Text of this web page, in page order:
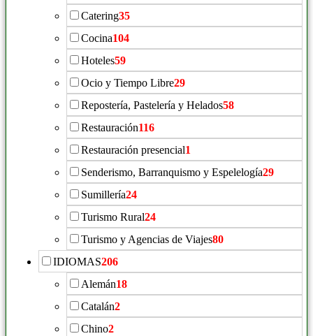
Catering35
Cocina104
Hoteles59
Ocio y Tiempo Libre29
Repostería, Pastelería y Helados58
Restauración116
Restauración presencial1
Senderismo, Barranquismo y Espelelogía29
Sumillería24
Turismo Rural24
Turismo y Agencias de Viajes80
IDIOMAS206
Alemán18
Catalán2
Chino2